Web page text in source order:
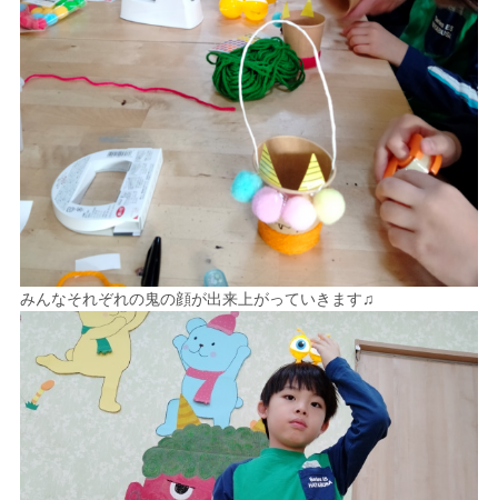
みんなそれぞれの鬼の顔が出来上がっていきます♫